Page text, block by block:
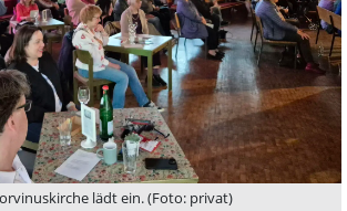
lädt ein. (Foto: privat)